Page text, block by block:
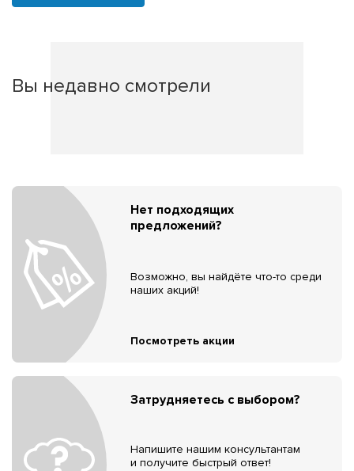
Вы недавно смотрели
Нет подходящих
предложений?
Возможно, вы найдёте что-то среди
наших акций!
Посмотреть акции
Затрудняетесь с выбором?
Напишите нашим консультантам
и получите быстрый ответ!